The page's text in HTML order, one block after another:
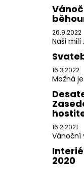
26.9.2022
Naši milí
16.3.2022
Možná
16.2.2021
Vánoční
2020